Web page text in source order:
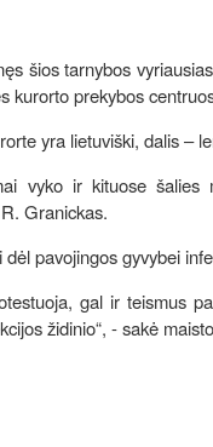
šios tarnybos
kurorto prekybos
yra lietuviški, dalis –
vyko ir kituose šalies
Granickas.
pavojingos gyvybei
gal ir teismus
židinio“, - sakė